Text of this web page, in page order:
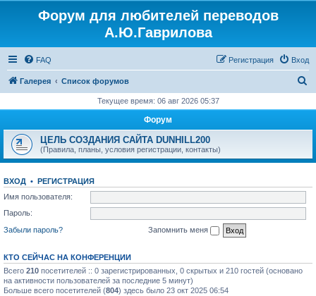
РегистрацияФорум для любителей переводов
А.Ю.Гаврилова
FAQ Вход
Регистрация
Галерея Список форумов
с
Текущее время: 06 авг 2026 05:37
Форум
ЦЕЛЬ СОЗДАНИЯ САЙТА DUNHILL200
(Правила, планы, условия регистрации, контакты)
ВХОД • РЕГИСТРАЦИЯ
Имя пользователя:
Пароль:
Забыли пароль?
Запомнить меня
КТО СЕЙЧАС НА КОНФЕРЕНЦИИ
Всего 210 посетителей :: 0 зарегистрированных, 0 скрытых и 210 гостей (основано
на активности пользователей за последние 5 минут)
Больше всего посетителей (804) здесь было 23 окт 2025 06:54